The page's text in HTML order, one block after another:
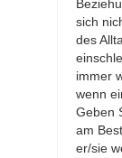
sich
des
immer
wenn
Geben
am
er/sie